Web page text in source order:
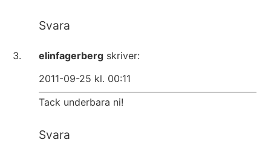
Svara
elinfagerberg skriver:
2011-09-25 kl. 00:11
Tack underbara ni!
Svara